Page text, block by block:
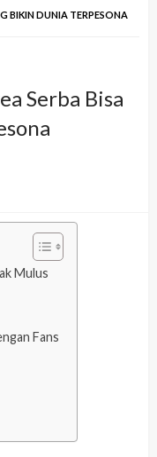
BIKIN DUNIA TERPESONA
Serba Bisa
Mulus
Fans